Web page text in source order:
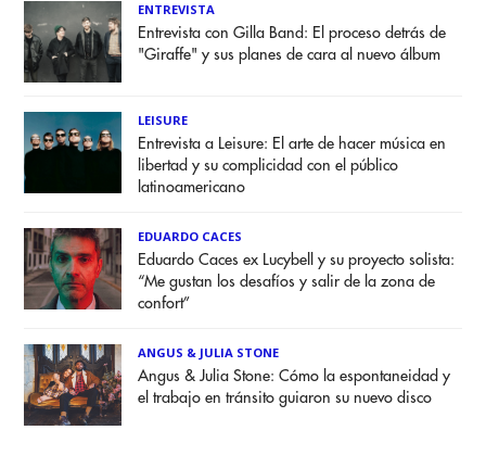
ENTREVISTA
Entrevista con Gilla Band: El proceso detrás de
"Giraffe" y sus planes de cara al nuevo álbum
LEISURE
Entrevista a Leisure: El arte de hacer música en
libertad y su complicidad con el público
latinoamericano
EDUARDO CACES
Eduardo Caces ex Lucybell y su proyecto solista:
“Me gustan los desafíos y salir de la zona de
confort”
ANGUS & JULIA STONE
Angus & Julia Stone: Cómo la espontaneidad y
el trabajo en tránsito guiaron su nuevo disco